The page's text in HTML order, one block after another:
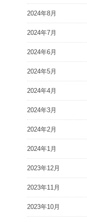
2024年8月
2024年7月
2024年6月
2024年5月
2024年4月
2024年3月
2024年2月
2024年1月
2023年12月
2023年11月
2023年10月